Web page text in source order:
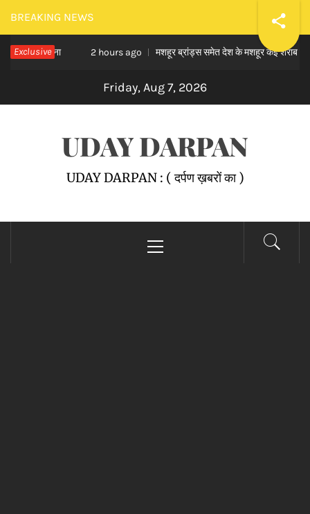
Skip
to
content
BREAKING NEWS
Exclusive 2 hours ago मशहूर ब्रांड्स समेत देश के मशहूर कई शराब ब्रांड्स वेरिएंट
Friday, Aug 7, 2026
UDAY DARPAN
UDAY DARPAN : ( दर्पण ख़बरों का )
Menu